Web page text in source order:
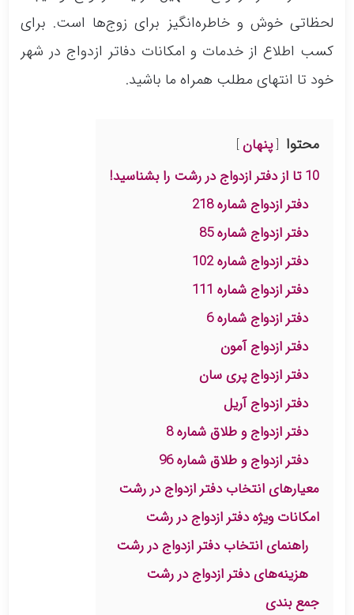
لحظاتی خوش و خاطره‌انگیز برای زوج‌ها است. برای
کسب اطلاع از خدمات و امکانات دفاتر ازدواج در شهر
خود تا انتهای مطلب همراه ما باشید.
محتوا
پنهان
10 تا از دفتر ازدواج در رشت را بشناسید!
دفتر ازدواج شماره 218
دفتر ازدواج شماره 85
دفتر ازدواج شماره 102
دفتر ازدواج شماره 111
دفتر ازدواج شماره 6
دفتر ازدواج آمون
دفتر ازدواج پری سان
دفتر ازدواج آریل
دفتر ازدواج و طلاق شماره 8
دفتر ازدواج و طلاق شماره 96
معیارهای انتخاب دفتر ازدواج در رشت
امکانات ویژه دفتر ازدواج در رشت
راهنمای انتخاب دفتر ازدواج در رشت
هزینه‌های دفتر ازدواج در رشت
جمع بندی